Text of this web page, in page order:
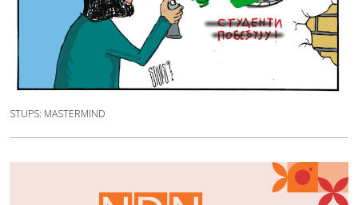
STUPS: MASTERMIND